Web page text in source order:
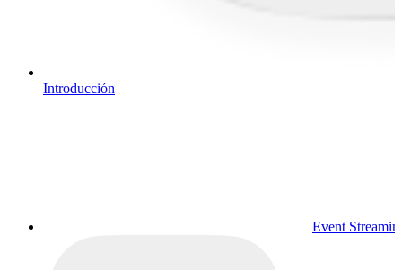
Introducción
Event